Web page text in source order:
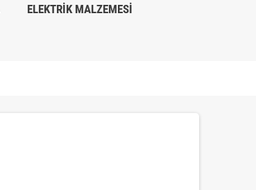
ELEKTRİK MALZEMESİ